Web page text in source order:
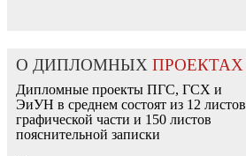
О ДИПЛОМНЫХ ПРОЕКТАХ
Дипломные проекты ПГС, ГСХ и
ЭиУН в среднем состоят из 12 листов
графической части и 150 листов
пояснительной записки